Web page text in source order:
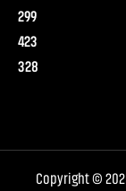
299
423
328
Copyright ©